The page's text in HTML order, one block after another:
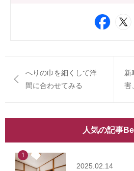
へりの巾を細くして洋
間に合わせてみる
新
害
人気の記事
1
2025.02.14